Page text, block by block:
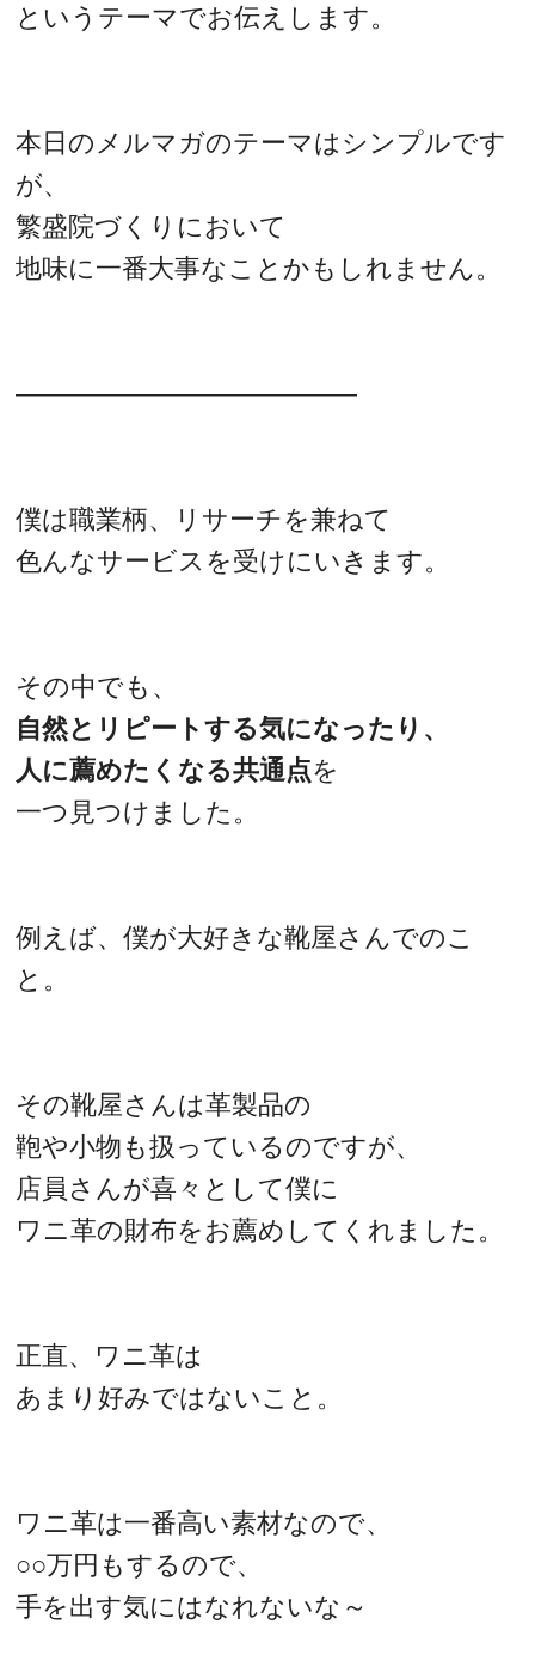
というテーマでお伝えします。
本日のメルマガのテーマはシンプルです
が、
繁盛院づくりにおいて
地味に一番大事なことかもしれません。
―――――――――――――
僕は職業柄、リサーチを兼ねて
色んなサービスを受けにいきます。
その中でも、
自然とリピートする気になったり、
人に薦めたくなる共通点を
一つ見つけました。
例えば、僕が大好きな靴屋さんでのこ
と。
その靴屋さんは革製品の
鞄や小物も扱っているのですが、
店員さんが喜々として僕に
ワニ革の財布をお薦めしてくれました。
正直、ワニ革は
あまり好みではないこと。
ワニ革は一番高い素材なので、
○○万円もするので、
手を出す気にはなれないな～